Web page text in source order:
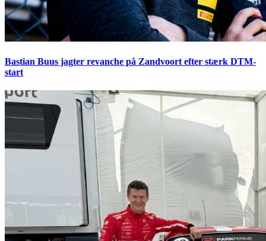
Bastian Buus jagter revanche på Zandvoort efter stærk DTM-
start